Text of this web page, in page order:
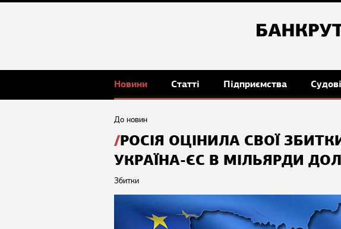
Новини Статті Підприємства
До новин
РОСІЯ ОЦІНИЛА СВОЇ
УКРАЇНА-ЄС В МІЛЬЯРДИ
Збитки